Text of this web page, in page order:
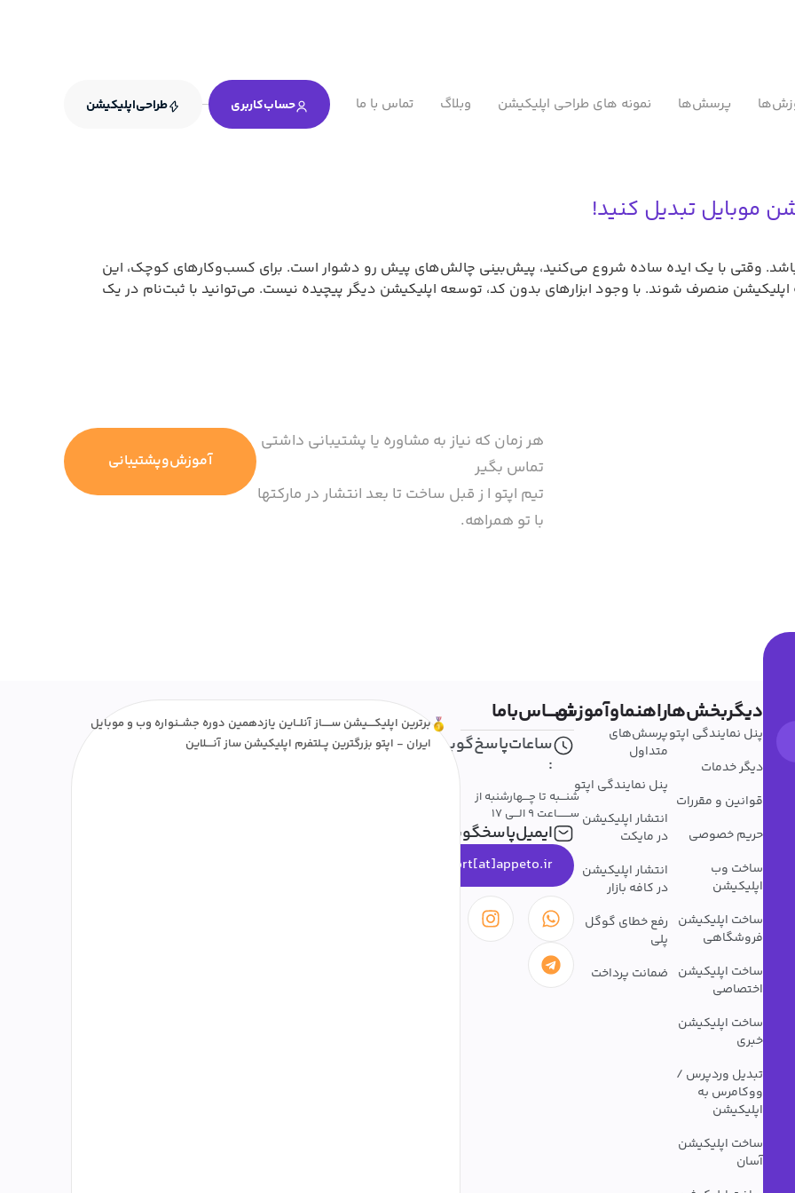
پرسش‌ها نمونه های طراحی اپلیکیشن وبلاگ تماس با ما حساب‌کاربری طراحی‌اپلیکیشن
موبایل تبدیل کنید!
باشد. وقتی با یک ایده ساده شروع می‌کنید، پیش‌بینی چالش‌های پیش رو دشوار است. برای کسب‌وکارهای کوچک، این
منصرف شوند. با وجود ابزارهای بدون کد، توسعه اپلیکیشن دیگر پیچیده نیست. می‌توانید با ثبت‌نام در یک
هر زمان که نیاز به مشاوره یا پشتیبانی داشتی
تماس بگیر
تیم اپتو ا ز قبل ساخت تا بعد انتشار در مارکتها
با تو همراهه.
آموزش‌وپشتیبانی
دیگربخش‌ها
پنل نمایندگی اپتو
دیگر خدمات
قوانین و مقررات
حریم خصوصی
ساخت وب
اپلیکیشن
ساخت اپلیکیشن
فروشگاهی
ساخت اپلیکیشن
اختصاصی
ساخت اپلیکیشن
خبری
تبدیل وردپرس /
ووکامرس به
اپلیکیشن
ساخت اپلیکیشن
آسان
راهنماوآموزش
پرسش‌های
متداول
پنل نمایندگی اپتو
انتشار اپلیکیشن
در مایکت
انتشار اپلیکیشن
در کافه بازار
رفع خطای گوگل
پلی
ضمانت پرداخت
تمــــاس‌باما
ساعات‌پاسخ‌گویی
:
شنـــبه تا چـــهارشنبه از
ســـــــاعت 9 الـــی 17
ایمیل‌پاسخگویی
support[at]appeto.ir
برترین اپلیکــــیشن ســـــاز آنلــاین یازدهمین دوره جشــنواره وب و موبایل
ایران - اپتو بزرگترین پــلتفرم اپلیکیشن ساز آنــــلاین